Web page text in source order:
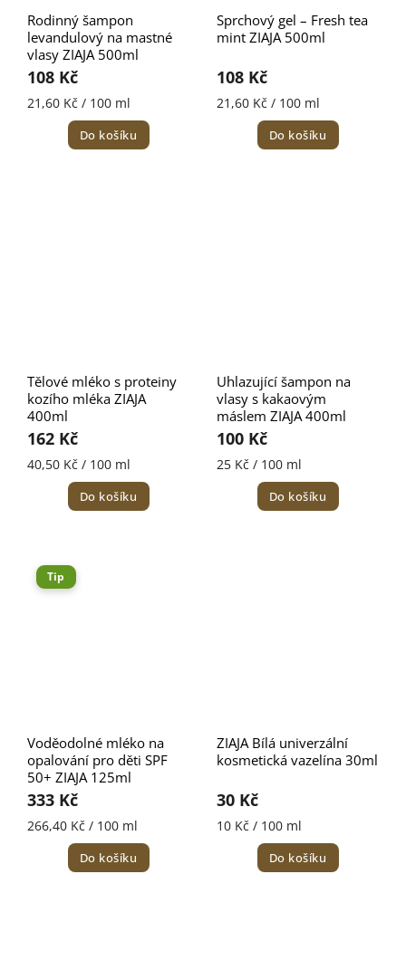
Rodinný šampon
levandulový na mastné
vlasy ZIAJA 500ml
108 Kč
21,60 Kč / 100 ml
Do košíku
Sprchový gel – Fresh tea
mint ZIAJA 500ml
108 Kč
21,60 Kč / 100 ml
Do košíku
Tělové mléko s proteiny
kozího mléka ZIAJA
400ml
162 Kč
40,50 Kč / 100 ml
Do košíku
Uhlazující šampon na
vlasy s kakaovým
máslem ZIAJA 400ml
100 Kč
25 Kč / 100 ml
Do košíku
Tip
Voděodolné mléko na
opalování pro děti SPF
50+ ZIAJA 125ml
333 Kč
266,40 Kč / 100 ml
Do košíku
ZIAJA Bílá univerzální
kosmetická vazelína 30ml
30 Kč
10 Kč / 100 ml
Do košíku